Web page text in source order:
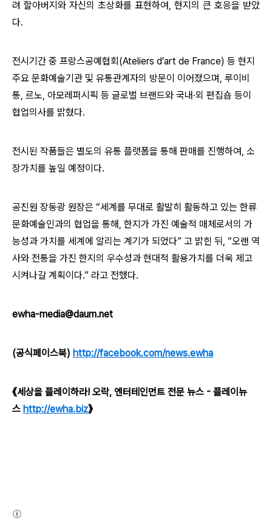
려 할아버지와 자신의 초상화를 표현하여, 현지의 큰 호응을 받았
다.
전시기간 중 프랑스공예협회(Ateliers d’art de France) 등 현지
주요 문화예술기관 및 유통관계자의 방문이 이어졌으며, 루이비
통, 르노, 아모레퍼시픽 등 글로벌 브랜드와 국내·외 편집숍 등이
협업의사를 밝혔다.
전시된 작품들은 별도의 유통 플랫폼을 통해 판매를 진행하여, 소
장가치를 높일 예정이다.
공진원 장동광 원장은 “세계를 무대로 활발히 활동하고 있는 한류
문화예술인과의 협업을 통해, 한지가 가진 예술적 매체로서의 가
능성과 가치를 세계에 알리는 계기가 되었다” 고 밝힌 뒤, “오랜 역
사와 전통을 가진 한지의 우수성과 현대적 활용가치를 더욱 제고
시켜나갈 계획이다.” 라고 전했다.
ewha-media@daum.net
(공식페이스북) http://facebook.com/news.ewha
《세상을 플레이하라! 오락, 엔터테인먼트 전문 뉴스 - 플레이뉴
스 http://ewha.biz》